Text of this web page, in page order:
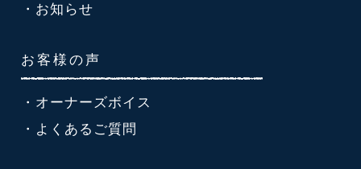
・お知らせ
お客様の声
・オーナーズボイス
・よくあるご質問